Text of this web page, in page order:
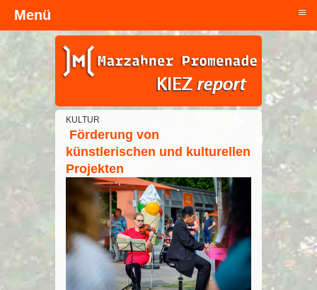
Kopfzeile
KULTUR
Förderung von
künstlerischen und kulturellen
Projekten
Menü ≡